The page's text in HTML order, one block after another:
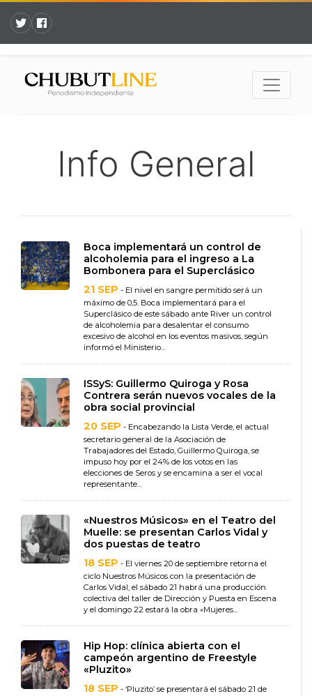
Info General
Boca implementará un control de
alcoholemia para el ingreso a La
Bombonera para el Superclásico
21 SEP - El nivel en sangre permitido será un
máximo de 0,5. Boca implementará para el
Superclásico de este sábado ante River un control
de alcoholemia para desalentar el consumo
excesivo de alcohol en los eventos masivos, según
informó el Ministerio...
ISSyS: Guillermo Quiroga y Rosa
Contrera serán nuevos vocales de la
obra social provincial
20 SEP - Encabezando la Lista Verde, el actual
secretario general de la Asociación de
Trabajadores del Estado, Guillermo Quiroga, se
impuso hoy por el 24% de los votos en las
elecciones de Seros y se encamina a ser el vocal
representante...
«Nuestros Músicos» en el Teatro del
Muelle: se presentan Carlos Vidal y
dos puestas de teatro
18 SEP - El viernes 20 de septiembre retorna el
ciclo Nuestros Músicos con la presentación de
Carlos Vidal, el sábado 21 habrá una producción
colectiva del taller de Dirección y Puesta en Escena
y el domingo 22 estará la obra «Mujeres...
Hip Hop: clínica abierta con el
campeón argentino de Freestyle
«Pluzito»
18 SEP - ‘Pluzito’ se presentará el sábado 21 de